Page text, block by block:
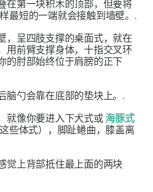
在第一块积木的顶部，但要将
短的一端就会接触到墙壁。.
，呈四肢支撑的桌面式，就在
用前臂支撑身体，十指交叉环
的肘部始终位于肩膀的正下
脑勺会靠在底部的垫块上。.
就像你要进入下犬式或海豚式
些体式），脚趾蜷曲，膝盖离
觉上背部抵住最上面的两块